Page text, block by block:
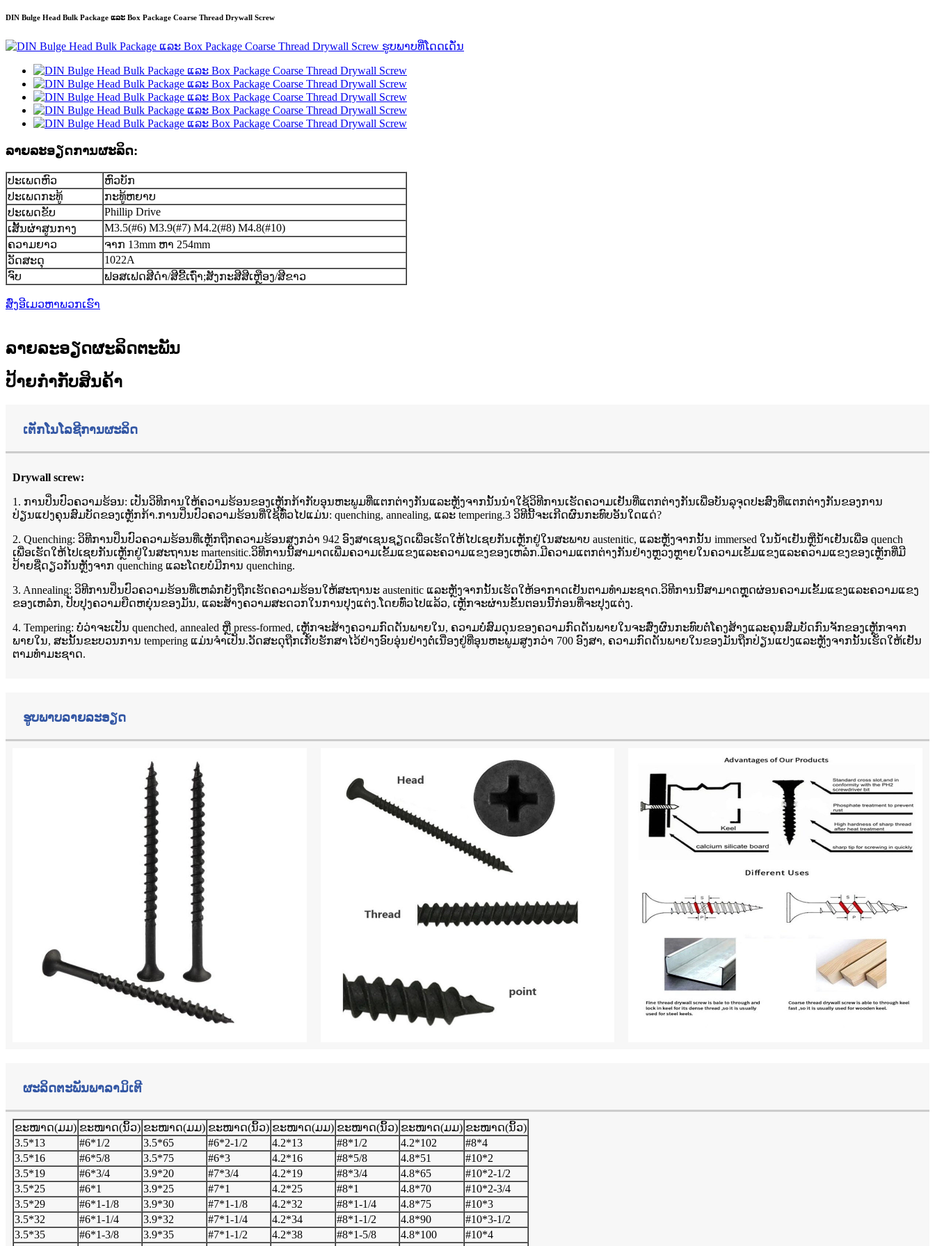
DIN Bulge Head Bulk Package ແລະ Box Package Coarse Thread Drywall Screw
ລາຍ​ລະ​ອຽດ​ການ​ຜະ​ລິດ​:
ປະເພດຫົວ
ຫົວບັກ
ປະເພດກະທູ້
ກະທູ້ຫຍາບ
ປະເພດຂັບ
Phillip Drive
ເສັ້ນຜ່າສູນກາງ
M3.5(#6) M3.9(#7) M4.2(#8) M4.8(#10)
ຄວາມຍາວ
ຈາກ 13mm ຫາ 254mm
ວັດສະດຸ
1022A
ຈົບ
ຟອສເຟດສີດໍາ/ສີຂີ້ເຖົ່າ;ສັງກະສີສີເຫຼືອງ/ສີຂາວ
ສົ່ງອີເມວຫາພວກເຮົາ
ລາຍລະອຽດຜະລິດຕະພັນ
ປ້າຍກຳກັບສິນຄ້າ
ເຕັກໂນໂລຊີການຜະລິດ
Drywall screw:
1. ການປິ່ນປົວຄວາມຮ້ອນ: ເປັນວິທີການໃຫ້ຄວາມຮ້ອນຂອງເຫຼັກກ້າກັບອຸນຫະພູມທີ່ແຕກຕ່າງກັນແລະຫຼັງຈາກນັ້ນນໍາໃຊ້ວິທີການເຮັດຄວາມເຢັນທີ່ແຕກຕ່າງກັນເພື່ອບັນລຸຈຸດປະສົງທີ່ແຕກຕ່າງກັນຂອງການ
ປ່ຽນແປງຄຸນສົມບັດຂອງເຫຼັກກ້າ.ການປິ່ນປົວຄວາມຮ້ອນທີ່ໃຊ້ທົ່ວໄປແມ່ນ: quenching, annealing, ແລະ tempering.3 ວິທີນີ້ຈະເກີດຜົນກະທົບອັນໃດແດ່?
2. Quenching: ວິທີການປິ່ນປົວຄວາມຮ້ອນທີ່ເຫຼັກຖືກຄວາມຮ້ອນສູງກວ່າ 942 ອົງສາເຊນຊຽດເພື່ອເຮັດໃຫ້ໄປເຊຍກັນເຫຼັກຢູ່ໃນສະພາບ austenitic, ແລະຫຼັງຈາກນັ້ນ immersed ໃນນ້ໍາເຢັນຫຼືນ້ໍາເຢັນເພື່ອ quench
ເພື່ອເຮັດໃຫ້ໄປເຊຍກັນເຫຼັກຢູ່ໃນສະຖານະ martensitic.ວິທີການນີ້ສາມາດເພີ່ມຄວາມເຂັ້ມແຂງແລະຄວາມແຂງຂອງເຫລໍກ.ມີຄວາມແຕກຕ່າງກັນຢ່າງຫຼວງຫຼາຍໃນຄວາມເຂັ້ມແຂງແລະຄວາມແຂງຂອງເຫຼັກທີ່ມີ
ປ້າຍຊື່ດຽວກັນຫຼັງຈາກ quenching ແລະໂດຍບໍ່ມີການ quenching.
3. Annealing: ວິທີການປິ່ນປົວຄວາມຮ້ອນທີ່ເຫລໍກຍັງຖືກເຮັດຄວາມຮ້ອນໃຫ້ສະຖານະ austenitic ແລະຫຼັງຈາກນັ້ນເຮັດໃຫ້ອາກາດເຢັນຕາມທໍາມະຊາດ.ວິທີການນີ້ສາມາດຫຼຸດຜ່ອນຄວາມເຂັ້ມແຂງແລະຄວາມແຂງ
ຂອງເຫລໍກ, ປັບປຸງຄວາມຍືດຫຍຸ່ນຂອງມັນ, ແລະສ້າງຄວາມສະດວກໃນການປຸງແຕ່ງ.ໂດຍທົ່ວໄປແລ້ວ, ເຫຼັກຈະຜ່ານຂັ້ນຕອນນີ້ກ່ອນທີ່ຈະປຸງແຕ່ງ.
4. Tempering: ບໍ່ວ່າຈະເປັນ quenched, annealed ຫຼື press-formed, ເຫຼັກຈະສ້າງຄວາມກົດດັນພາຍໃນ, ຄວາມບໍ່ສົມດຸນຂອງຄວາມກົດດັນພາຍໃນຈະສົ່ງຜົນກະທົບຕໍ່ໂຄງສ້າງແລະຄຸນສົມບັດກົນຈັກຂອງເຫຼັກຈາກ
ພາຍໃນ, ສະນັ້ນຂະບວນການ tempering ແມ່ນຈໍາເປັນ.ວັດສະດຸຖືກເກັບຮັກສາໄວ້ຢ່າງອົບອຸ່ນຢ່າງຕໍ່ເນື່ອງຢູ່ທີ່ອຸນຫະພູມສູງກວ່າ 700 ອົງສາ, ຄວາມກົດດັນພາຍໃນຂອງມັນຖືກປ່ຽນແປງແລະຫຼັງຈາກນັ້ນເຮັດໃຫ້ເຢັນ
ຕາມທໍາມະຊາດ.
ຮູບພາບລາຍລະອຽດ
ຜະລິດຕະພັນພາລາມິເຕີ
ຂະໜາດ(ມມ) ຂະໜາດ(ນິ້ວ) ຂະໜາດ(ມມ) ຂະໜາດ(ນິ້ວ) ຂະໜາດ(ມມ) ຂະໜາດ(ນິ້ວ) ຂະໜາດ(ມມ) ຂະໜາດ(ນິ້ວ)
3.5*13
#6*1/2 3.5*65 #6*2-1/2 4.2*13 #8*1/2 4.2*102
#8*4
3.5*16
#6*5/8 3.5*75 #6*3 4.2*16 #8*5/8 4.8*51
#10*2
3.5*19
#6*3/4 3.9*20 #7*3/4 4.2*19 #8*3/4 4.8*65
#10*2-1/2
3.5*25
#6*1 3.9*25 #7*1 4.2*25 #8*1 4.8*70
#10*2-3/4
3.5*29
#6*1-1/8 3.9*30 #7*1-1/8 4.2*32 #8*1-1/4 4.8*75
#10*3
3.5*32
#6*1-1/4 3.9*32 #7*1-1/4 4.2*34 #8*1-1/2 4.8*90
#10*3-1/2
3.5*35
#6*1-3/8 3.9*35 #7*1-1/2 4.2*38 #8*1-5/8 4.8*100
#10*4